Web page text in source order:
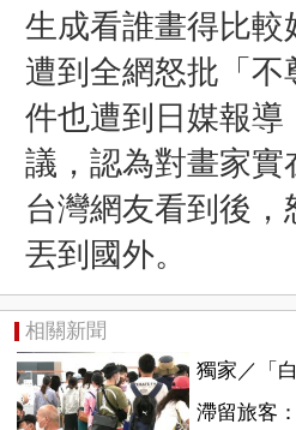
生成看誰畫得比較
遭到全網怒批「不
件也遭到日媒報導
議，認為對畫家實
台灣網友看到後
丟到國外。
相關新聞
獨家／「
滯留旅客